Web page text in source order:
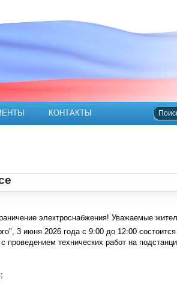
КОНТАКТЫ
электроснабжения! Уважаемые
", 3 июня 2026 года с 9:00 до 12:00
проведением технических работ на